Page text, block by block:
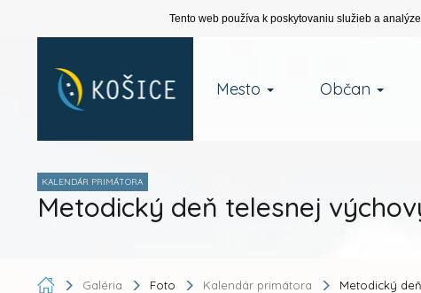
Tento web používa k poskytovaniu služieb a
Mesto Občan
KALENDÁR PRIMÁTORA
Metodický deň telesnej
Galéria Foto Kalendár primátora Metodický